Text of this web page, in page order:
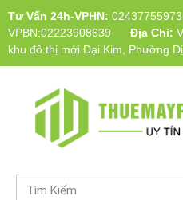
Tư Vấn 24h-VPHN: 02437755973
VPBN:02223908639
Địa Chỉ:
khu đô thị mới Đại Kim, Phường